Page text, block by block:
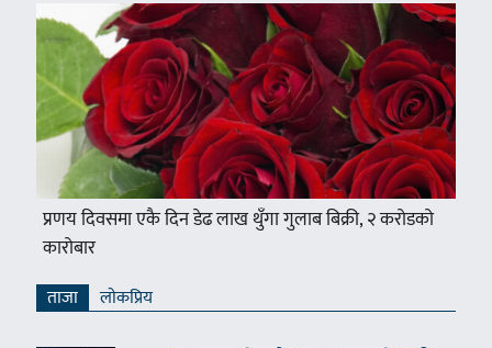
प्रणय दिवसमा एकै दिन डेढ लाख थुँगा गुलाब बिक्री, २ करोडको
कारोबार
ताजा लाेकप्रिय